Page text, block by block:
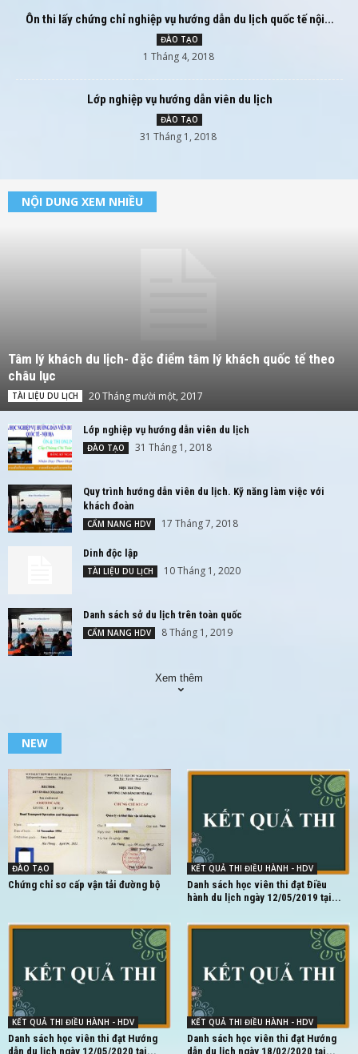
Ôn thi lấy chứng chỉ nghiệp vụ hướng dẫn du lịch quốc tế nội...
ĐÀO TẠO
1 Tháng 4, 2018
Lớp nghiệp vụ hướng dẫn viên du lịch
ĐÀO TẠO
31 Tháng 1, 2018
NỘI DUNG XEM NHIỀU
Tâm lý khách du lịch- đặc điểm tâm lý khách quốc tế theo
châu lục
TÀI LIỆU DU LỊCH 20 Tháng mười một, 2017
Lớp nghiệp vụ hướng dẫn viên du lịch
ĐÀO TẠO 31 Tháng 1, 2018
Quy trình hướng dẫn viên du lịch. Kỹ năng làm việc với
khách đoàn
CẨM NANG HDV 17 Tháng 7, 2018
Dinh độc lập
TÀI LIỆU DU LỊCH 10 Tháng 1, 2020
Danh sách sở du lịch trên toàn quốc
CẨM NANG HDV 8 Tháng 1, 2019
Xem thêm
NEW
ĐÀO TẠO
Chứng chỉ sơ cấp vận tải đường bộ
KẾT QUẢ THI ĐIỀU HÀNH - HDV
Danh sách học viên thi đạt Điều
hành du lịch ngày 12/05/2019 tại...
KẾT QUẢ THI ĐIỀU HÀNH - HDV
Danh sách học viên thi đạt Hướng
dẫn du lịch ngày 12/05/2020 tại...
KẾT QUẢ THI ĐIỀU HÀNH - HDV
Danh sách học viên thi đạt Hướng
dẫn du lịch ngày 18/02/2020 tại...